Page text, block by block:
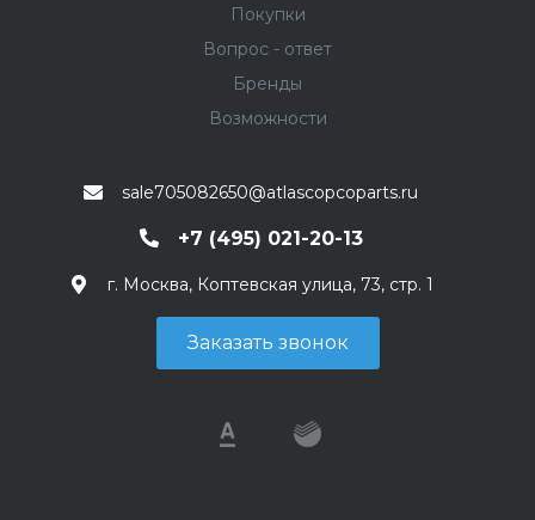
Покупки
Вопрос - ответ
Бренды
Возможности
sale705082650@atlascopcoparts.ru
+7 (495) 021-20-13
г. Москва, Коптевская улица, 73, стр. 1
Заказать звонок